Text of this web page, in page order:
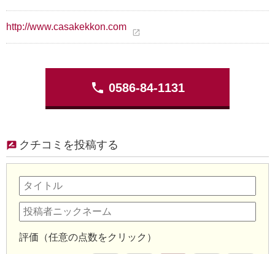
http://www.casakekkon.com
open_in_new
phone 0586-84-1131
クチコミを投稿する
評価（任意の点数をクリック）